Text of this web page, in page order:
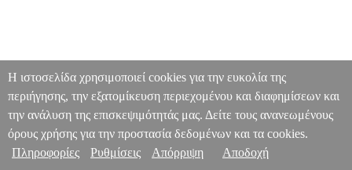
Η ιστοσελίδα χρησιμοποιεί cookies για την ευκολία της
περιήγησης, την εξατομίκευση περιεχομένου και διαφημίσεων και
την ανάλυση της επισκεψιμότητάς μας. Δείτε τους ανανεωμένους
όρους χρήσης για την προστασία δεδομένων και τα cookies.
Πληροφορίες
Ρυθμίσεις Απόρριψη Αποδοχή